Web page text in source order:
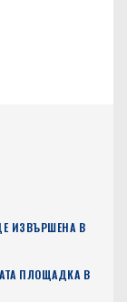
ИЗВЪРШЕНА В
ПЛОЩАДКА В